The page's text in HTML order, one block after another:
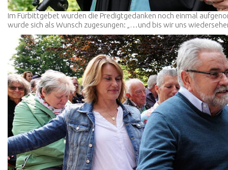
Im Fürbittgebet wurden die Predigtgedanken noch einmal
wurde sich als Wunsch zugesungen: „…und bis wir uns